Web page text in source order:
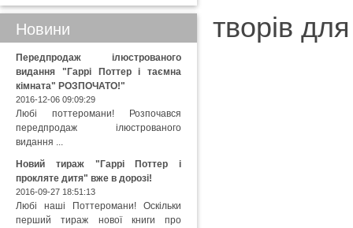
творів
Новини
Передпродаж ілюстрованого
видання "Гаррі Поттер і таємна
кімната" РОЗПОЧАТО!"
2016-12-06 09:09:29
Любі поттеромани! Розпочався
передпродаж ілюстрованого
видання ...
Новий тираж "Гаррі Поттер і
прокляте дитя" вже в дорозі!
2016-09-27 18:51:13
Любі наші Поттеромани! Оскільки
перший тираж нової книги про